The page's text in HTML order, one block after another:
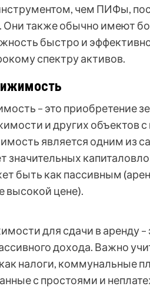
чем ПИФы,
Они также обычно имеют
быстро и
спектру активов.
– это приобретение
и других объектов
является одним из
значительных
быть как пассивным
высокой цене).
для сдачи в аренду
дохода. Важно
налоги, коммунальные
с простоями и